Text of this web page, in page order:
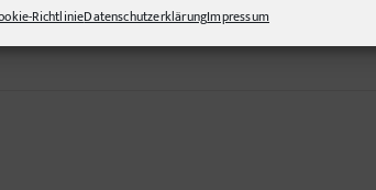
RichtlinieDatenschutzerklärungImpressum